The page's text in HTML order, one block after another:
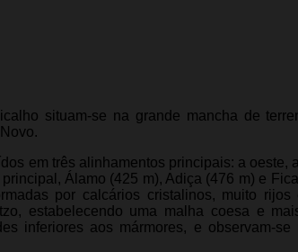
situam-se na grande mancha de
em três alinhamentos principais: a
Álamo (425 m), Adiça (476 m) e
por calcários cristalinos, muito
estabelecendo uma malha coesa e
inferiores aos mármores, e observam-